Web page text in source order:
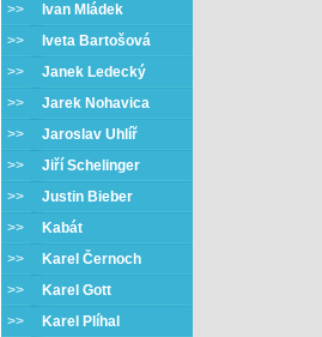
>>
Ivan Mládek
>>
Iveta Bartošová
>> Janek Ledecký
>> Jarek Nohavica
>> Jaroslav Uhlíř
>> Jiří Schelinger
>> Justin Bieber
>>
Kabát
>>
Karel Černoch
>>
Karel Gott
>>
Karel Plíhal